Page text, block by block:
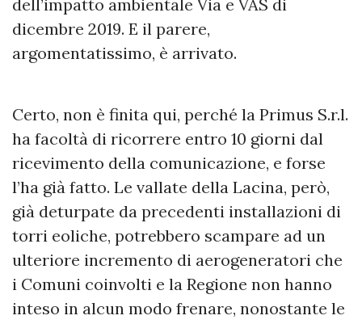
dell’impatto ambientale Via e VAS di
dicembre 2019. E il parere,
argomentatissimo, è arrivato.
Certo, non è finita qui, perché la Primus S.r.l.
ha facoltà di ricorrere entro 10 giorni dal
ricevimento della comunicazione, e forse
l’ha già fatto. Le vallate della Lacina, però,
già deturpate da precedenti installazioni di
torri eoliche, potrebbero scampare ad un
ulteriore incremento di aerogeneratori che
i Comuni coinvolti e la Regione non hanno
inteso in alcun modo frenare, nonostante le